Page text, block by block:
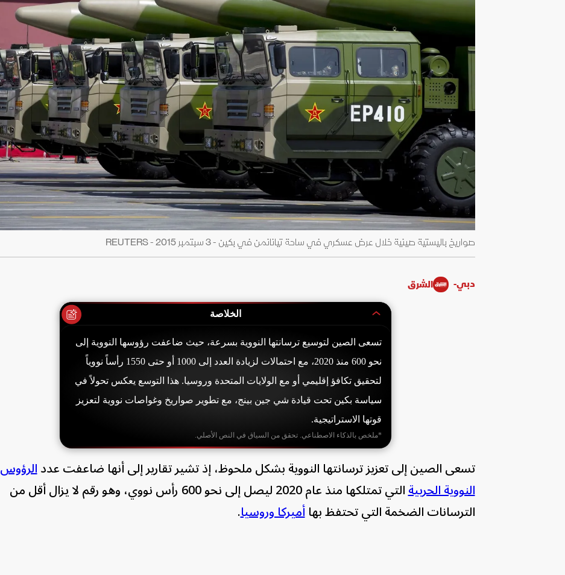
صواريخ باليستية صينية خلال عرض عسكري في ساحة تيانانمن في بكين - 3 سبتمبر 2015 - REUTERS
دبي- الشرق
الخلاصة
تسعى الصين لتوسيع ترسانتها النووية بسرعة، حيث ضاعفت رؤوسها النووية إلى
نحو 600 منذ 2020، مع احتمالات لزيادة العدد إلى 1000 أو حتى 1550 رأساً نووياً
لتحقيق تكافؤ إقليمي أو مع الولايات المتحدة وروسيا. هذا التوسع يعكس تحولاً في
سياسة بكين تحت قيادة شي جين بينج، مع تطوير صواريخ وغواصات نووية لتعزيز
قوتها الاستراتيجية.
*ملخص بالذكاء الاصطناعي. تحقق من السياق في النص الأصلي.
تسعى الصين إلى تعزيز ترسانتها النووية بشكل ملحوظ، إذ تشير تقارير إلى أنها ضاعفت عددالرؤوس
النووية الحربية
التي تمتلكها منذ عام 2020 ليصل إلى نحو 600 رأس نووي، وهو رقم لا يزال أقل من
الترسانات الضخمة التي تحتفظ بهاأميركا وروسيا.